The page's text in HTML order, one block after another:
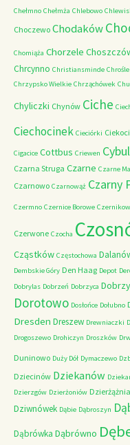
Chełmno Chełmża Chlebowo
Choczewo Chodaków
Chomiąża Chorzele
Chrcynno Christiansminde Chrośle
Chrzypsko Wielkie Chrząchówek
Chyliczki Chynów Ciche
Ciechocinek Cieciórki
Cigacice Cottbus Criewen
Czarna Struga Czarne Czarne
Czarnowo Czarnowąż Czarny
Czermno Czernice Borowe
Czerwone Czocha
Cząstków Częstochowa
Dembskie Góry Den Haag Depot
Dobrylas Dobrzeń Dobrzyca
Dorotowo Dosłońce Dołubno
Dresden Dreszew Drewniaczki
Drogoszewo Drohiczyn Droszków
Duninowo Duży Dół Dymaczewo
Dziecinów Dziekanów
Dzierzgów Dzierżoniów Dzierżążnia
Dziwnówek Dąbie Dąbroszyn
Dąbrówka Dąbrówno